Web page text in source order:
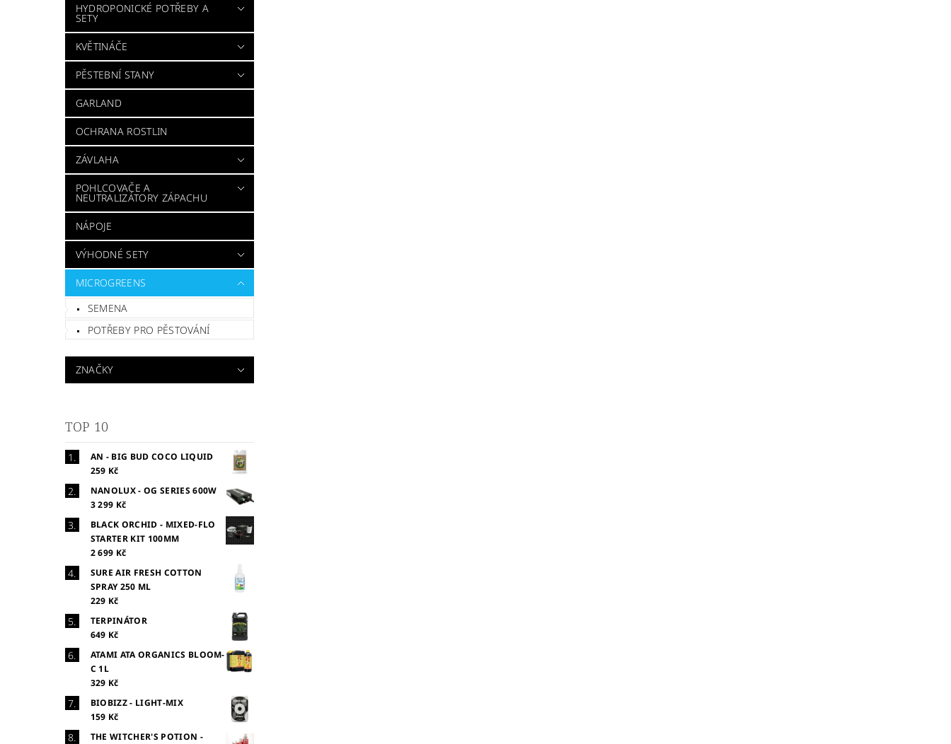
HYDROPONICKÉ POTŘEBY A
SETY
KVĚTINÁČE
PĚSTEBNÍ STANY
GARLAND
OCHRANA ROSTLIN
ZÁVLAHA
POHLCOVAČE A
NEUTRALIZÁTORY ZÁPACHU
NÁPOJE
VÝHODNÉ SETY
MICROGREENS
SEMENA
POTŘEBY PRO PĚSTOVÁNÍ
ZNAČKY
TOP 10
AN - BIG BUD COCO LIQUID
259 Kč
NANOLUX - OG SERIES 600W
3 299 Kč
BLACK ORCHID - MIXED-FLO
STARTER KIT 100MM
2 699 Kč
SURE AIR FRESH COTTON
SPRAY 250 ML
229 Kč
TERPINÁTOR
649 Kč
ATAMI ATA ORGANICS BLOOM-
C 1L
329 Kč
BIOBIZZ - LIGHT-MIX
159 Kč
THE WITCHER'S POTION -